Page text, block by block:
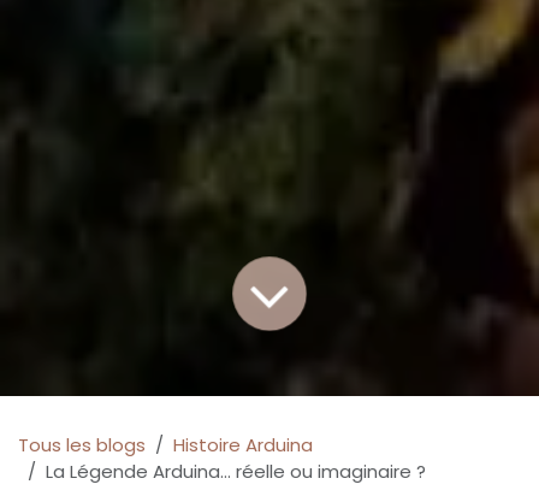
Tous les blogs
Histoire Arduina
La Légende Arduina... réelle ou imaginaire ?